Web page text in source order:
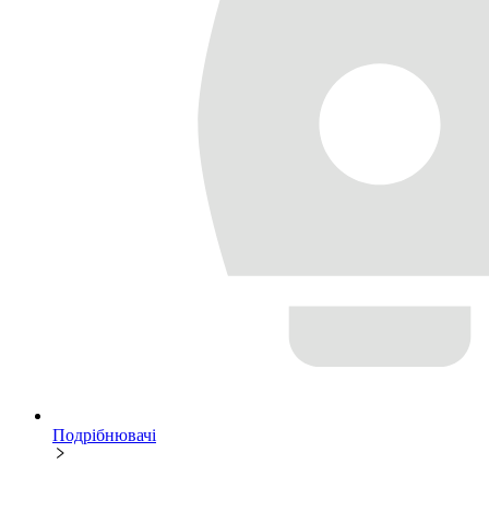
Подрібнювачі